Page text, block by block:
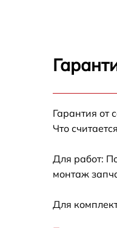
Ремонт
Ремонт
Гарантия от
Что
Для работ:
монтаж
Для